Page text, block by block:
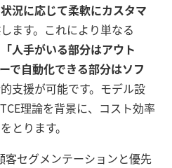
況に応じて柔軟にカスタマ
します。これにより単なる
「人手がいる部分はアウト
で自動化できる部分はソフ
支援が可能です。モデル設
理論を背景に、コスト効率
とります。
客セグメンテーションと優先